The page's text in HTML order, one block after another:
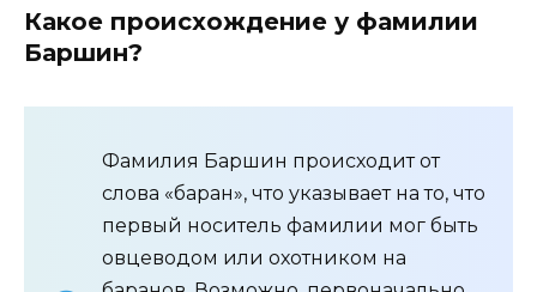
Какое происхождение у фамилии
Баршин?
Фамилия Баршин происходит от
слова «баран», что указывает на то, что
первый носитель фамилии мог быть
овцеводом или охотником на